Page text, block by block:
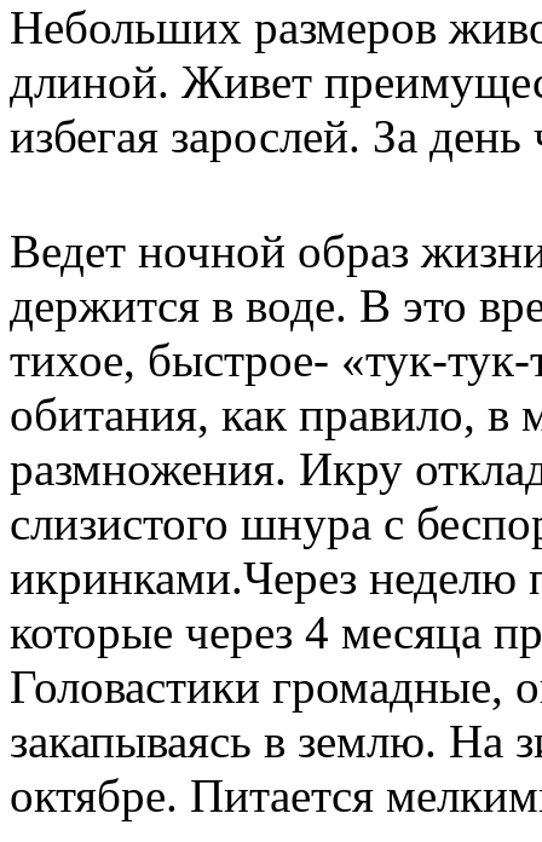
Небольших размеров
длиной. Живет
избегая зарослей. За
Ведет ночной образ
держится в воде. В это
тихое, быстрое- «тук-
обитания, как правило, в
размножения. Икру
слизистого шнура с
икринками.Через неделю
которые через 4 месяца
Головастики громадные,
закапываясь в землю. На
октябре. Питается